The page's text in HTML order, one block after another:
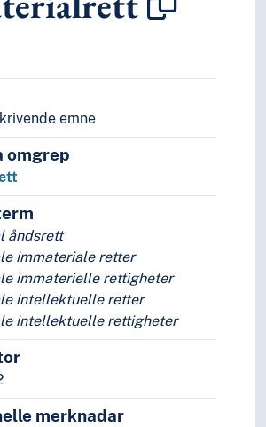
emne
omgrep
åndsrett
immateriale retter
immaterielle rettigheter
intellektuelle retter
intellektuelle rettigheter
merknadar